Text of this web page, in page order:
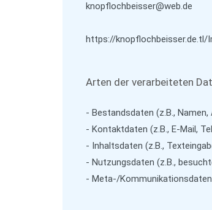
knopflochbeisser@web.de
https://knopflochbeisser.de.tl/
Arten der verarbeiteten
- Bestandsdaten (z.B., Namen,
- Kontaktdaten (z.B., E-Mail,
- Inhaltsdaten (z.B.,
- Nutzungsdaten (z.B.,
- Meta-/